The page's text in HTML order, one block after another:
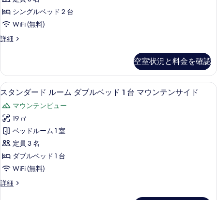
の
す
べ
写
真
を
表
示
す
る
ッ
ド
の
ド
ル
ー
ム
ン
グ
ル
ベ
ッ
ド
2
台
の
す
シングルベッド 2 台
WiFi (無料)
詳細
ス
ー
ド
ル
ム
シ
ン
グ
ル
ベ
ッ
ド
台
空室状況と料金を確認
ス
ン
ダ
ー
ド
ル
ー
ム
セーフティボックス (室内)、デスク
5
スタンダード ルーム ダブルベッド 1 台 マウンテンサイド
マウンテンビュー
19 ㎡
ベッドルーム 1 室
定員 3 名
ダブルベッド 1 台
WiFi (無料)
詳細
ス